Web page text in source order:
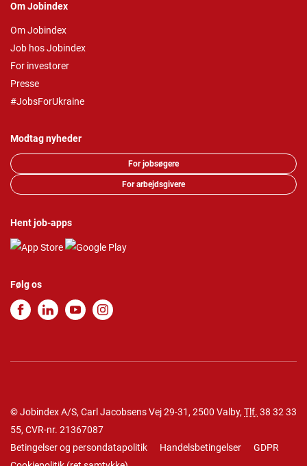
Om Jobindex
Om Jobindex
Job hos Jobindex
For investorer
Presse
#JobsForUkraine
Modtag nyheder
For jobsøgere
For arbejdsgivere
Hent job-apps
Følg os
© Jobindex A/S, Carl Jacobsens Vej 29-31, 2500 Valby, Tlf. 38 32 33
55, CVR-nr. 21367087
Betingelser og persondatapolitik
Handelsbetingelser
GDPR